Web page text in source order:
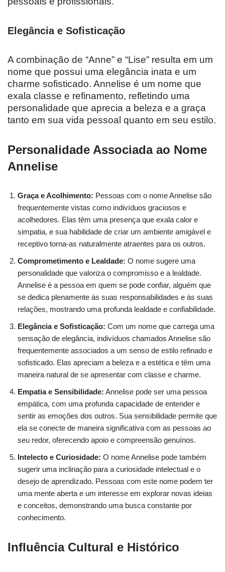
Elegância e Sofisticação
A combinação de “Anne” e “Lise” resulta em um
nome que possui uma elegância inata e um
charme sofisticado. Annelise é um nome que
exala classe e refinamento, refletindo uma
personalidade que aprecia a beleza e a graça
tanto em sua vida pessoal quanto em seu estilo.
Personalidade Associada ao Nome
Annelise
Graça e Acolhimento: Pessoas com o nome Annelise são
frequentemente vistas como indivíduos graciosos e
acolhedores. Elas têm uma presença que exala calor e
simpatia, e sua habilidade de criar um ambiente amigável e
receptivo torna-as naturalmente atraentes para os outros.
Comprometimento e Lealdade: O nome sugere uma
personalidade que valoriza o compromisso e a lealdade.
Annelise é a pessoa em quem se pode confiar, alguém que
se dedica plenamente às suas responsabilidades e às suas
relações, mostrando uma profunda lealdade e confiabilidade.
Elegância e Sofisticação: Com um nome que carrega uma
sensação de elegância, indivíduos chamados Annelise são
frequentemente associados a um senso de estilo refinado e
sofisticado. Elas apreciam a beleza e a estética e têm uma
maneira natural de se apresentar com classe e charme.
Empatia e Sensibilidade: Annelise pode ser uma pessoa
empática, com uma profunda capacidade de entender e
sentir as emoções dos outros. Sua sensibilidade permite que
ela se conecte de maneira significativa com as pessoas ao
seu redor, oferecendo apoio e compreensão genuínos.
Intelecto e Curiosidade: O nome Annelise pode também
sugerir uma inclinação para a curiosidade intelectual e o
desejo de aprendizado. Pessoas com este nome podem ter
uma mente aberta e um interesse em explorar novas ideias
e conceitos, demonstrando uma busca constante por
conhecimento.
Influência Cultural e Histórico